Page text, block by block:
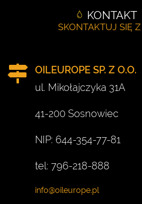
KONTAKT
SKONTAKTUJ SIĘ
OILEUROPE SP. Z O.O.
ul. Mikołajczyka 31A
41-200 Sosnowiec
NIP: 644-354-77-81
tel: 796-218-888